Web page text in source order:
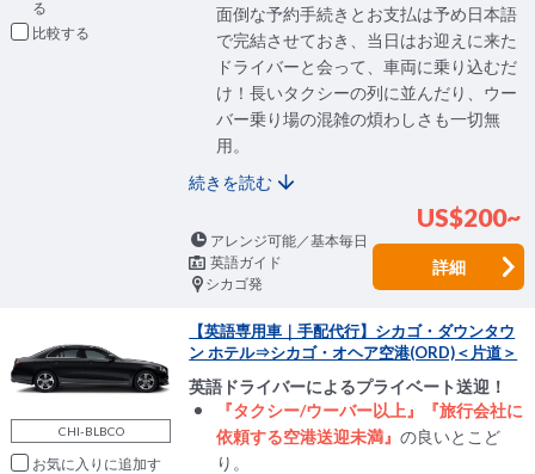
比較
面倒な予約手続きとお支払は予め日本語
で完結させておき、当日はお迎えに来た
ドライバーと会って、車両に乗り込むだ
け！長いタクシーの列に並んだり、ウー
バー乗り場の混雑の煩わしさも一切無
用。
続きを読む
US$200~
アレンジ可能／基本毎日
英語ガイド
シカゴ発
詳細
CHI-BLBCO
お気に入りに追加
【英語専用車｜手配代行】シカゴ・ダウンタウ
ン ホテル⇒シカゴ・オヘア空港(ORD)＜片道＞
英語ドライバーによるプライベート送迎！
『タクシー/ウーバー以上』『旅行会社に
依頼する空港送迎未満』の良いとこど
り。